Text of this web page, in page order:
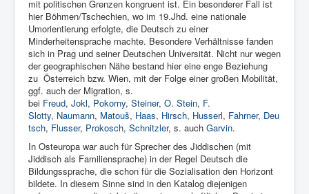
mit politischen Grenzen kongruent ist. Ein besonderer Fall ist
hier Böhmen/Tschechien, wo im 19.Jhd. eine nationale
Umorientierung erfolgte, die Deutsch zu einer
Minderheitensprache machte. Besondere Verhältnisse fanden
sich in Prag und seiner Deutschen Universität. Nicht nur wegen
der geographischen Nähe bestand hier eine enge Beziehung
zu Österreich bzw. Wien, mit der Folge einer großen Mobilität,
ggf. auch der Migration, s.
bei Freud, Jokl, Pokorny, Steiner, O. Stein, F.
Slotty, Naumann, Matouš, Haas, Hirsch, Husserl, Fahrner, Deu
tsch, Flusser, Prokosch, Schnitzler, s. auch Garvin.
In Osteuropa war auch für Sprecher des Jiddischen (mit
Jiddisch als Familiensprache) in der Regel Deutsch die
Bildungssprache, die schon für die Sozialisation den Horizont
bildete. In diesem Sinne sind in den Katalog diejenigen